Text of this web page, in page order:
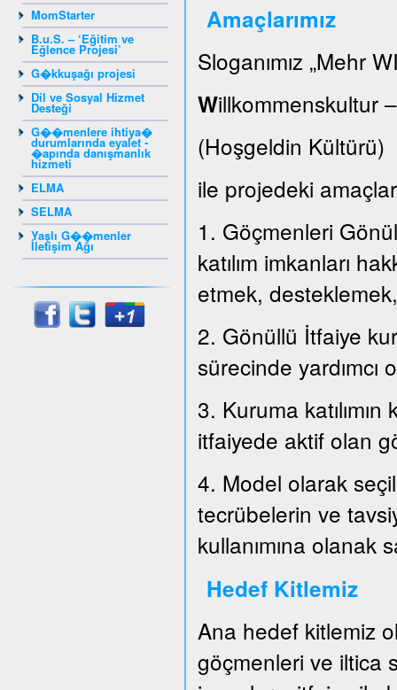
MomStarter
B.u.S. – ‘Eğitim ve
Eğlence Projesi’
G�kkuşağı projesi
Dil ve Sosyal Hizmet
Desteği
G��menlere ihtiya�
durumlarında eyalet -
�apında danışmanlık
hizmeti
ELMA
SELMA
Yaşlı G��menler
İletişim Ağı
Amaçlarımız
Sloganımız „Mehr
Willkommenskultur
(Hoşgeldin
ile projedeki
1. Göçmenleri
katılım imkanları
etmek, desteklemek,
2. Gönüllü İtfaiye
sürecinde
3. Kuruma katılımın
itfaiyede aktif olan
4. Model olarak
tecrübelerin ve
kullanımına olanak
Hedef Kitlemiz
Ana hedef kitlemiz
göçmenleri ve iltica